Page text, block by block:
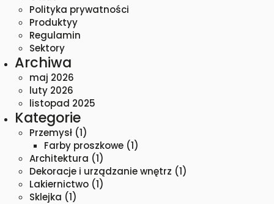
Polityka prywatności
Produktyy
Regulamin
Sektory
Archiwa
maj 2026
luty 2026
listopad 2025
Kategorie
Przemysł (1)
Farby proszkowe (1)
Architektura (1)
Dekoracje i urządzanie wnętrz (1)
Lakiernictwo (1)
Sklejka (1)